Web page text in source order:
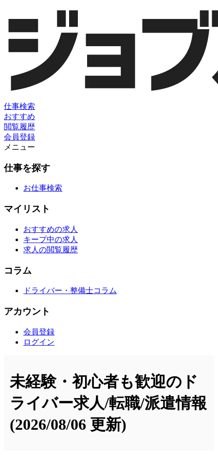
仕事検索
おすすめ
閲覧履歴
会員登録
メニュー
仕事を探す
お仕事検索
マイリスト
おすすめの求人
キープ中の求人
求人の閲覧履歴
コラム
ドライバー・整備士コラム
アカウント
会員登録
ログイン
未経験・初心者も歓迎のド
ライバー求人/転職/派遣情報
(2026/08/06 更新)